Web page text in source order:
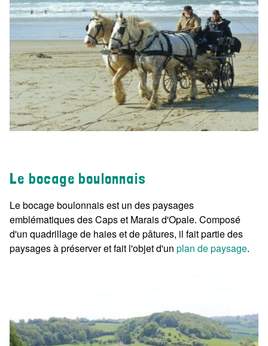
Le bocage boulonnais
Le bocage boulonnais est un des paysages
emblématiques des Caps et Marais d'Opale. Composé
d'un quadrillage de haies et de pâtures, il fait partie des
paysages à préserver et fait l'objet d'un plan de paysage.